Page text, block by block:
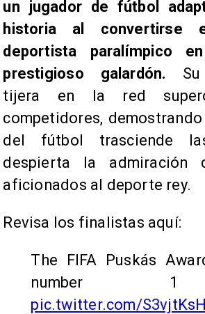
un jugador de fútbol
historia al convertirse
deportista paralímpico
prestigioso galardón. Su
tijera en la red
competidores,
del fútbol trasciende
despierta la admiración
aficionados al deporte rey.
​Revisa los finalistas aquí:
The FIFA Puskás
number
pic.twitter.com/